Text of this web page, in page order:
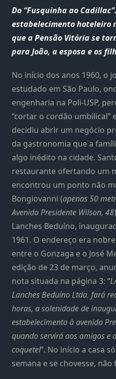
Do “Fusquinha ao
estabelecimento hoteleiro
que a Pensão Vitória se
para João, a esposa e os
No início dos anos 1960, o
estudado em São Paulo,
engenharia na Poli-USP,
“cortar o cordão umbilical”
decidiu abrir um negócio
da gastronomia que a
algo inédito na cidade.
restaurante ofertando um
encontrou um ponto não
Bongiovanni (apenas 50
Avenida Presidente Wilson, 48
Lanches Beduíno,
1961. O endereço era
entre o Gonzaga e o José
edição de 23 de março,
nota situada na página 3: “
Lanches Beduíno Ltda. fará
horas, a solenidade de
estabelecimento à avenida
quando servirá aos amigos e
coquetel”. No início a casa
semana e se chovesse, não